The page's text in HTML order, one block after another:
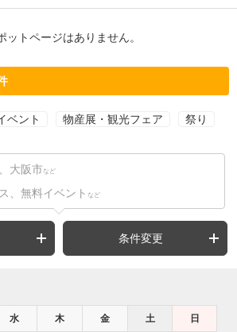
トページはありません。
ベント 物産展・観光フェア 祭り
大阪市 など
、無料イベント など
条件変更
水 木 金 土 日